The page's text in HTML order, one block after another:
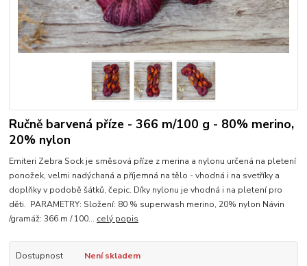
Ručně barvená příze - 366 m/100 g - 80% merino,
20% nylon
Emiteri Zebra Sock je směsová příze z merina a nylonu určená na pletení
ponožek, velmi nadýchaná a příjemná na tělo - vhodná i na svetříky a
doplňky v podobě šátků, čepic. Díky nylonu je vhodná i na pletení pro
děti. PARAMETRY: Složení: 80 % superwash merino, 20% nylon Návin
/gramáž: 366 m / 100... celý popis
Dostupnost
Není skladem